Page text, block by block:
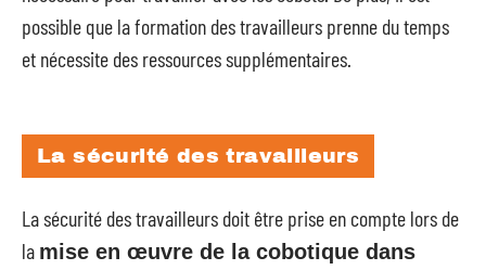
possible que la formation des travailleurs prenne du temps
et nécessite des ressources supplémentaires.
La sécurité des travailleurs
La sécurité des travailleurs doit être prise en compte lors de
la mise en œuvre de la cobotique dans